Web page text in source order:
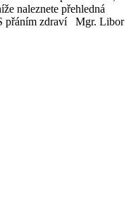
naleznete přehledná
přáním zdraví Mgr. Libor